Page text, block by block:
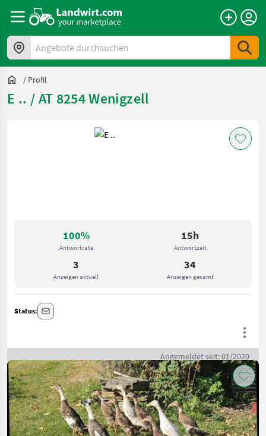
Angebote durchsuchen
/ Profil
E .. / AT 8254 Wenigzell
100%
Antwortrate
15h
Antwortzeit
3
Anzeigen aktuell
34
Anzeigen gesamt
Status:
Angemeldet seit: 01/2020